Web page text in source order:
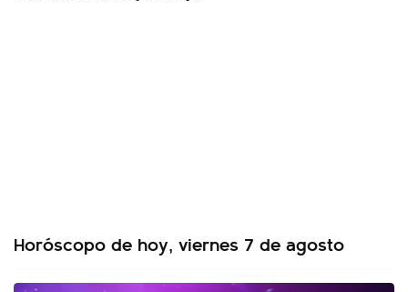
Horóscopo de hoy, viernes 7 de agosto